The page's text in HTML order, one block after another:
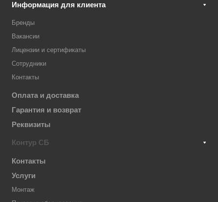
Информация для клиента
Бренды
Вакансии
Лицензии и сертификаты
Сотрудники
Контакты
Оплата и доставка
Гарантия и возврат
Реквизиты
Контур СБ
Контакты
Услуги
Монтаж